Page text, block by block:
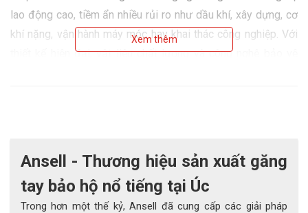
lao động cao, tiềm ẩn nhiều rủi ro như dầu khí, xây dựng, cơ
khí nặng, vận hành máy móc hay khai thác công nghiệp. Với
thiết kế hiện đại, vật liệu chất lượng và công nghệ bảo vệ
Xem thêm
Ansell - Thương hiệu sản xuất găng
tay bảo hộ nổ tiếng tại Úc
Trong hơn một thế kỷ, Ansell đã cung cấp các giải pháp